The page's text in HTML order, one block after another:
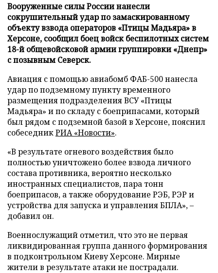
Вооруженные силы России нанесли
сокрушительный удар по замаскированному
объекту взвода операторов «Птицы Мадьяра» в
Херсоне, сообщил боец войск беспилотных систем
18-й общевойсковой армии группировки «Днепр»
с позывным Северск.
Авиация с помощью авиабомб ФАБ-500 нанесла
удар по подземному пункту временного
размещения подразделения ВСУ «Птицы
Мадьяра» и по складу с боеприпасами, который
был рядом с подземной базой в Херсоне, пояснил
собеседникРИА «Новости».
«В результате огневого воздействия было
полностью уничтожено более взвода личного
состава противника, вероятно несколько
иностранных специалистов, пара тонн
боеприпасов, а также оборудование РЭБ, РЭР и
устройства для запуска и управления БПЛА», –
добавил он.
Военнослужащий отметил, что это не первая
ликвидированная группа данного формирования
в подконтрольном Киеву Херсоне. Мирные
жители в результате атаки не пострадали.